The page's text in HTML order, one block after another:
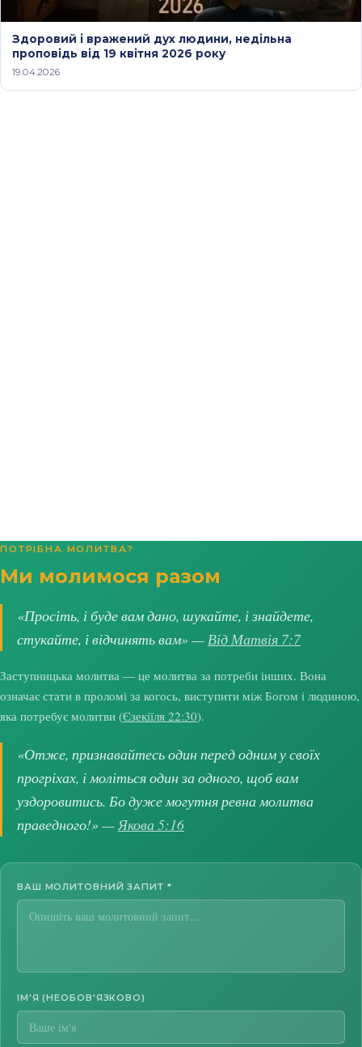
Здоровий і вражений дух людини, недільна
проповідь від 19 квітня 2026 року
19.04.2026
ПОТРІБНА МОЛИТВА?
Ми молимося разом
«Просіть, і буде вам дано, шукайте, і знайдете,
стукайте, і відчинять вам» —Від Матвія 7:7
Заступницька молитва — це молитва за потреби інших. Вона
означає стати в проломі за когось, виступити між Богом і людиною,
яка потребує молитви (Єзекіїля 22:30).
«Отже, признавайтесь один перед одним у своїх
прогріхах, і моліться один за одного, щоб вам
уздоровитись. Бо дуже могутня ревна молитва
праведного!» —Якова 5:16
ВАШ МОЛИТОВНИЙ ЗАПИТ *
ІМ'Я (НЕОБОВ'ЯЗКОВО)